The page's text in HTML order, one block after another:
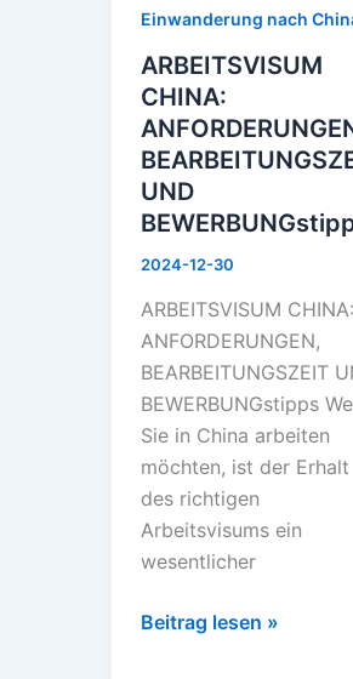
Einwanderung nach
ARBEITSVISUM
CHINA:
UND
2024-12-30
ARBEITSVISUM CHINA:
ANFORDERUNGEN,
BEARBEITUNGSZEIT
BEWERBUNGstipps
Sie in China arbeiten
möchten, ist der Erhalt
des richtigen
Arbeitsvisums ein
wesentlicher
Beitrag lesen »